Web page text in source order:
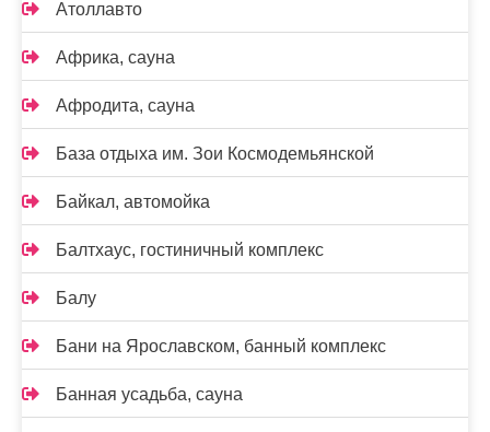
Атоллавто
Африка, сауна
Афродита, сауна
База отдыха им. Зои Космодемьянской
Байкал, автомойка
Балтхаус, гостиничный комплекс
Балу
Бани на Ярославском, банный комплекс
Банная усадьба, сауна